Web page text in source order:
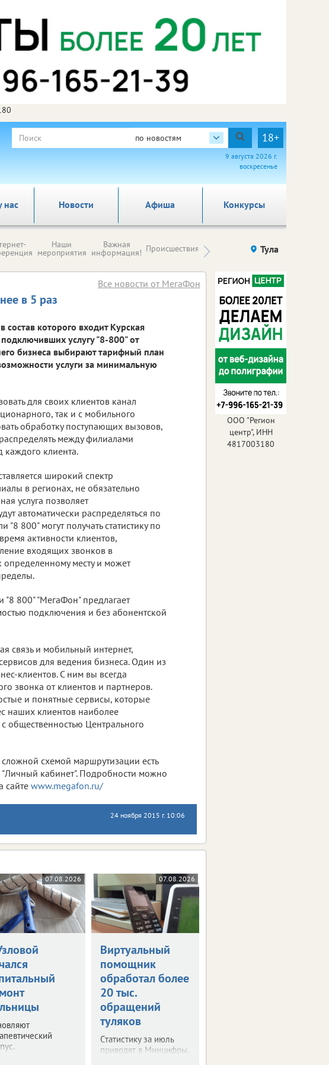
по новостям 18+
9 августа 2026 г.
воскресенье
нас Новости Афиша Конкурсы
Наши
мероприятия
Важная
информация! Происшествия Здоровье компаний (на
Тула
в 5 раз
Все новости от МегаФон
которого входит Курская
услугу "8-800" от
бизнеса выбирают тарифный план
услуги за минимальную
для своих клиентов канал
так и с мобильного
обработку поступающих вызовов,
между филиалами
каждого клиента.
широкий спектр
в регионах, не обязательно
услуга позволяет
автоматически распределяться по
800" могут получать статистику по
активности клиентов,
входящих звонков в
месту и может
"8 800" "МегаФон" предлагает
подключения и без абонентской
связь и мобильный интернет,
для ведения бизнеса. Один из
клиентов. С ним вы всегда
звонка от клиентов и партнеров.
и понятные сервисы, которые
наших клиентов наиболее
общественностью Центрального
схемой маршрутизации есть
кабинет". Подробности можно
сайте www.megafon.ru/
24 ноября 2015 г. 10:06
07.08.2026 07.08.2026
Виртуальный
помощник
обработал более
20 тыс.
обращений
туляков
Статистику за июль
приводят в Минцифры.
ООО "Регион
центр", ИНН
4817003180